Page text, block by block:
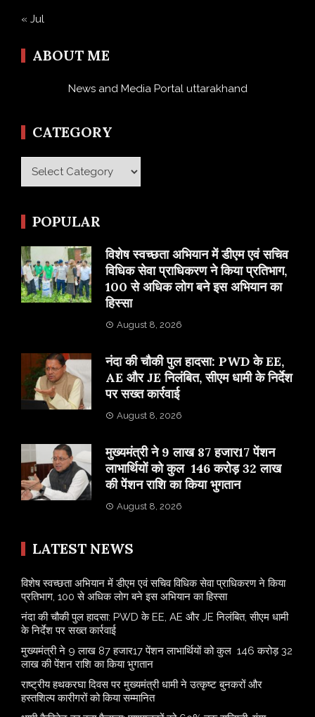
« Jul
ABOUT ME
News and Media Portal uttarakhand
CATEGORY
Category
POPULAR
विशेष स्वच्छता अभियान में डीएम एवं सचिव
विधिक सेवा प्राधिकरण ने किया प्रतिभाग,
100 से अधिक लोग बने इस अभियान का
हिस्सा
August 8, 2026
नंदा की चौकी पुल हादसा: PWD के EE,
AE और JE निलंबित, सीएम धामी के निर्देश
पर सख्त कार्रवाई
August 8, 2026
मुख्यमंत्री ने 9 लाख 87 हजार17 पेंशन
लाभार्थियों को कुल 146 करोड़ 32 लाख
की पेंशन राशि का किया भुगतान
August 8, 2026
LATEST NEWS
विशेष स्वच्छता अभियान में डीएम एवं सचिव विधिक सेवा प्राधिकरण ने किया
प्रतिभाग, 100 से अधिक लोग बने इस अभियान का हिस्सा
नंदा की चौकी पुल हादसा: PWD के EE, AE और JE निलंबित, सीएम धामी
के निर्देश पर सख्त कार्रवाई
मुख्यमंत्री ने 9 लाख 87 हजार17 पेंशन लाभार्थियों को कुल 146 करोड़ 32
लाख की पेंशन राशि का किया भुगतान
राष्ट्रीय हथकरघा दिवस पर मुख्यमंत्री धामी ने उत्कृष्ट बुनकरों और
हस्तशिल्प कारीगरों को किया सम्मानित